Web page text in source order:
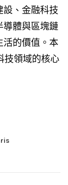
、金融科技
導體與區塊鏈
活的價值。本
技領域的核心